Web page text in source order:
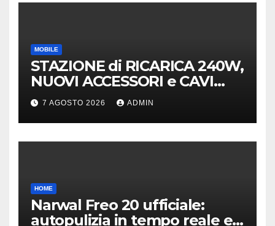
MOBILE
STAZIONE di RICARICA 240W,
NUOVI ACCESSORI e CAVI
40Gb SBS
7 AGOSTO 2026 ADMIN
HOME
Narwal Freo 20 ufficiale:
autopulizia in tempo reale e